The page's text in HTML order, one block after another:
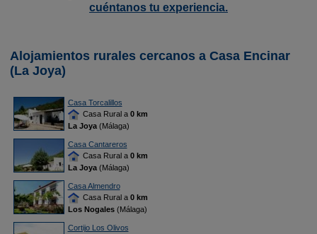
cuéntanos tu experiencia.
Alojamientos rurales cercanos a Casa Encinar
(La Joya)
Casa Torcalillos
Casa Rural a 0 km
La Joya(Málaga)
Casa Cantareros
Casa Rural a 0 km
La Joya(Málaga)
Casa Almendro
Casa Rural a 0 km
Los Nogales(Málaga)
Cortijo Los Olivos